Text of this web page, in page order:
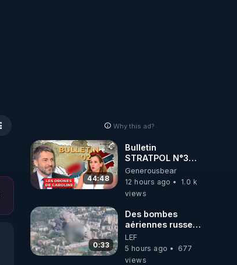
Why this ad?
44:48
Bulletin
STRATPOL N°302.
Armée des
drones, MS-21 en
série, missiles
07.08.2026.
Generousbear
12 hours ago
1.0 k
views
0:33
Des bombes
aériennes russes
anéantissent les
centres de
contrôle de
LEF
5 hours ago
677
views